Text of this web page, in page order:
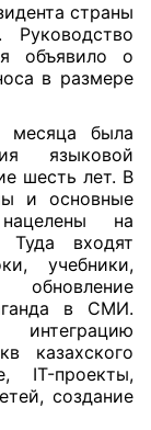
страны
Руководство
объявило о
в размере
была
языковой
шесть лет. В
и основные
на
Туда входят
учебники,
в СМИ.
казахского
IT-проекты,
создание